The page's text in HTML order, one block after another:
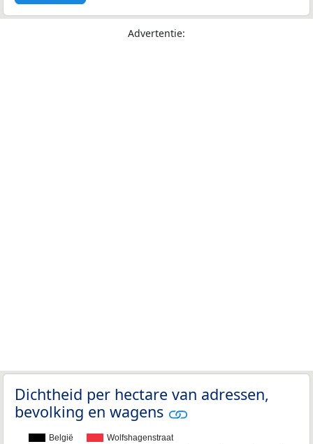
Advertentie:
Dichtheid per hectare van adressen,
bevolking en wagens
België Wolfshagenstraat